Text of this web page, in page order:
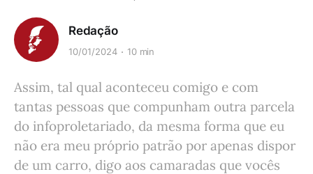
Redação
10/01/2024 10 min
Assim, tal qual aconteceu comigo e com
tantas pessoas que compunham outra parcela
do infoproletariado, da mesma forma que eu
não era meu próprio patrão por apenas dispor
de um carro, digo aos camaradas que vocês